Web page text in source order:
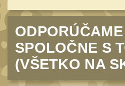
Accushot Tactical
Accushot Precision
Hunter6
BugBuster
SPOLOČNE S
(VŠETKO NA